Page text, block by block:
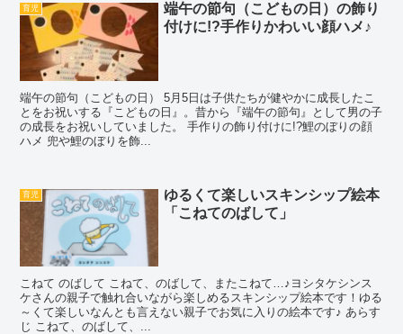
育児
端午の節句（こどもの日）の飾り
付けに!?手作りかわいい顔ハメ♪
端午の節句（こどもの日） 5月5日は子供たちが健やかに成長したこ
とをお祝いする『こどもの日』。昔から『端午の節句』として男の子
の成長をお祝いしていました。 手作りの飾り付けに!?鯉のぼりの顔
ハメ 兜や鯉のぼりを飾...
育児
ゆるくて楽しいスキンシップ絵本
「こねてのばして」
こねて のばして こねて、のばして、またこねて…♪ヨシタケシンス
ケさんの親子で触れ合いながら楽しめるスキンシップ絵本です！ゆる
～くて楽しいなんとも言えない親子でお気に入りの絵本です♪ あらす
じ こねて、のばして、...